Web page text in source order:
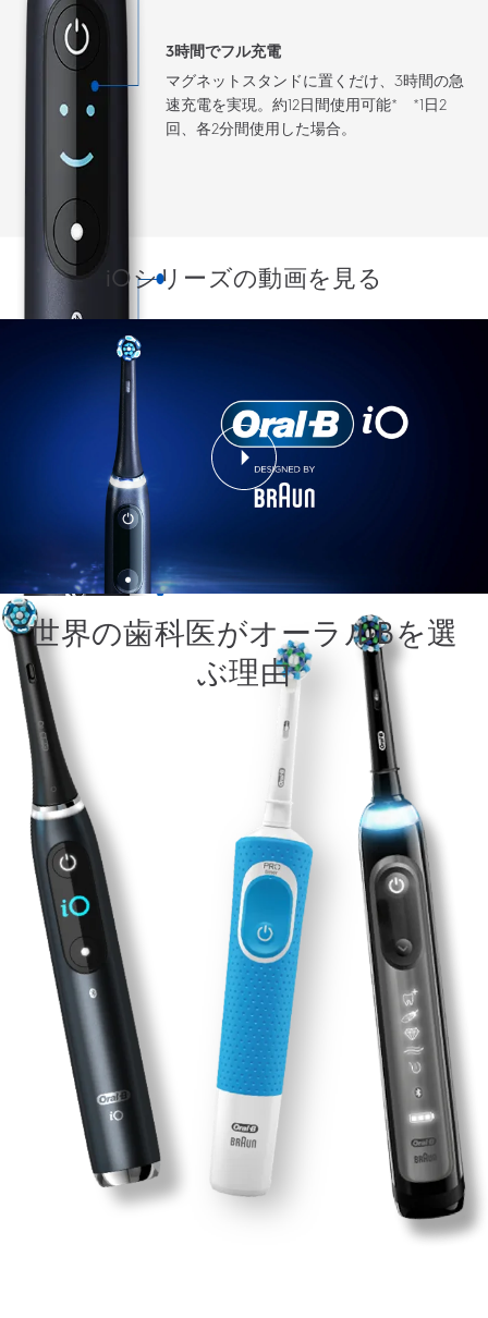
3時間でフル充電
マグネットスタンドに置くだけ、3時間の急
速充電を実現。約12日間使用可能* *1日2
回、各2分間使用した場合。
iOシリーズの動画を見る
世界の歯科医がオーラルBを選
ぶ理由